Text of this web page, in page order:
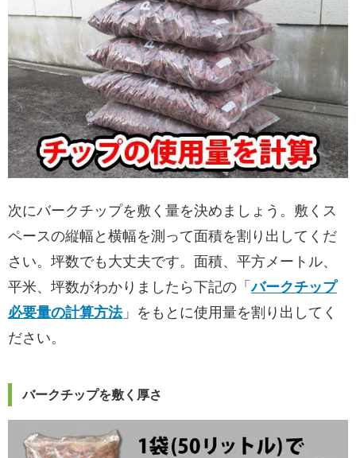
次にバークチップを敷く量を決めましょう。敷くス
ペースの縦幅と横幅を測って面積を割り出してくだ
さい。坪数でも大丈夫です。面積、平方メートル、
平米、坪数がわかりましたら下記の「バークチップ
必要量の計算方法」をもとに使用量を割り出してく
ださい。
バークチップを敷く厚さ